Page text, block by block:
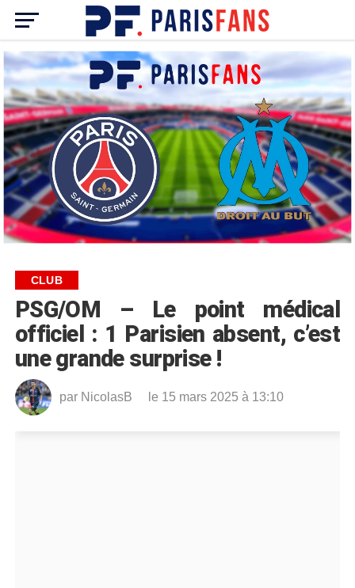
CLUB
PSG/OM – Le point médical
officiel : 1 Parisien absent, c’est
une grande surprise !
par NicolasB le 15 mars 2025 à 13:10